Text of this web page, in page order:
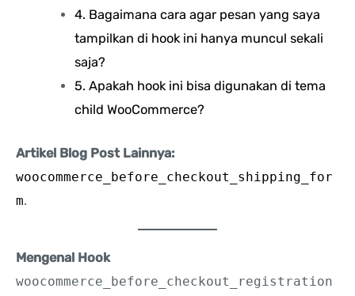
4. Bagaimana cara agar pesan yang saya
tampilkan di hook ini hanya muncul sekali
saja?
5. Apakah hook ini bisa digunakan di tema
child WooCommerce?
Artikel Blog Post Lainnya:
woocommerce_before_checkout_shipping_for
m.
Mengenal Hook
woocommerce_before_checkout_registration